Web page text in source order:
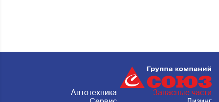
Автотехника
Запасные части